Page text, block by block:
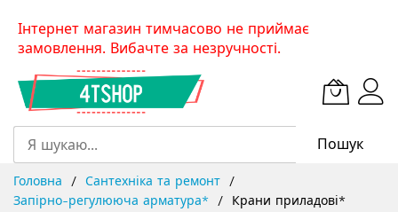
SkipІнтернет магазин тимчасово не приймає
замовлення. Вибачте за незручності.
Пошук
Головна
Сантехніка та ремонт
Запірно-регулююча арматура*
Крани приладові*